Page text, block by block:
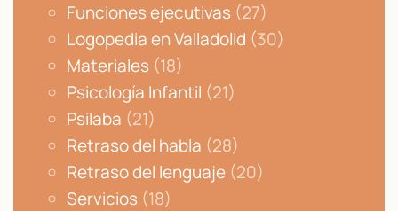
Funciones ejecutivas (27)
Logopedia en Valladolid (30)
Materiales (18)
Psicología Infantil (21)
Psilaba (21)
Retraso del habla (28)
Retraso del lenguaje (20)
Servicios (18)